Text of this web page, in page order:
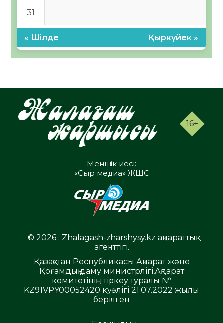
31
« Шілде Қыркүйек »
16+
Меншік иесі:
«Сыр медиа» ЖШС
© 2026 . Zhalagash-zharshysy.kz ақпараттық
агенттігі.
Қазақстан Республикасы Ақпарат және
Қоғамдық даму министрлігі,Ақпарат
комитетінің тіркеу туралы №
KZ91VPY00052420 куәлігі 21.07.2022 жылы
берілген